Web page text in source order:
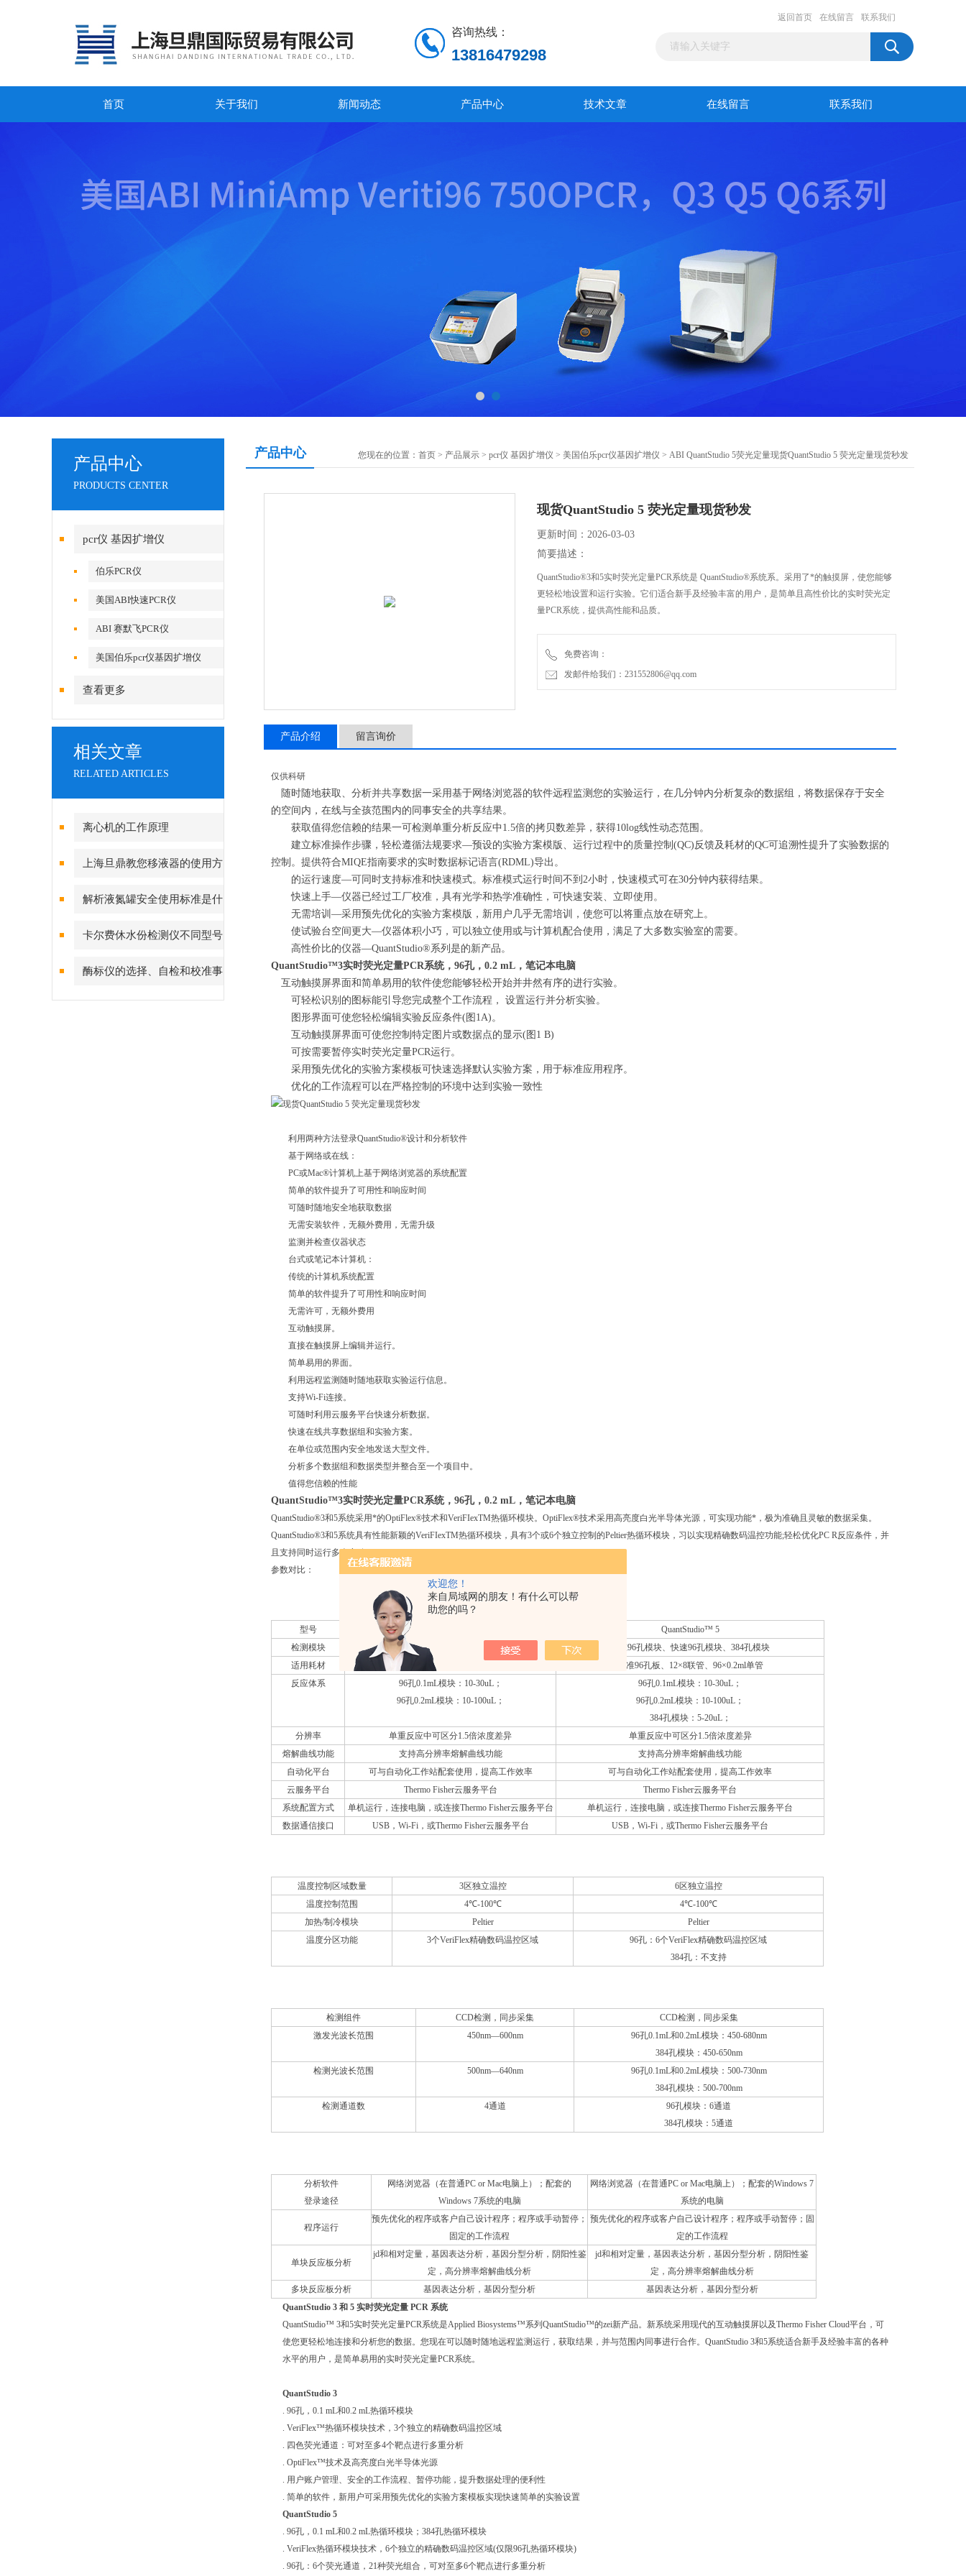
欢迎您！
来自局域网的朋友！有什么可以帮
助您的吗？
咨询热线：
13816479298
返回首页 在线留言 联系我们
首页 关于我们 新闻动态 产品中心 技术文章 在线留言 联系我们
产品中心
PRODUCTS CENTER
pcr仪 基因扩增仪
伯乐PCR仪
美国ABI快速PCR仪
ABI 赛默飞PCR仪
美国伯乐pcr仪基因扩增仪
查看更多
相关文章
RELATED ARTICLES
离心机的工作原理
上海旦鼎教您移液器的使用方
法小妙招
解析液氮罐安全使用标准是什
卡尔费休水份检测仪不同型号
的特点
酶标仪的选择、自检和校准事
项
产品中心 您现在的位置： 首页 > 产品展示 > pcr仪 基因扩增仪 > 美国伯乐pcr仪基因扩增仪 > ABI QuantStudio 5荧光定量现货QuantStudio 5 荧光定量现货秒发
现货QuantStudio 5 荧光定量现货秒发
更新时间：2026-03-03
简要描述：
QuantStudio®3和5实时荧光定量PCR系统是 QuantStudio®系统系。采用了*的触摸屏，使您能够
更轻松地设置和运行实验。它们适合新手及经验丰富的用户，是简单且高性价比的实时荧光定
量PCR系统，提供高性能和品质。
免费咨询：
发邮件给我们：231552806@qq.com
产品介绍 留言询价
仅供科研
随时随地获取、分析并共享数据一采用基于网络浏览器的软件远程监测您的实验运行，在几分钟内分析复杂的数据组，将数据保存于安全
的空间内，在线与全孩范围内的同事安全的共享结果。
获取值得您信赖的结果一可检测单重分析反应中1.5倍的拷贝数差异，获得10log线性动态范围。
建立标准操作步骤，轻松遵循法规要求—预设的实验方案模版、运行过程中的质量控制(QC)反馈及耗材的QC可追溯性提升了实验数据的
控制。提供符合MIQE指南要求的实时数据标记语言(RDML)导出。
的运行速度—可同时支持标准和快速模式。标准模式运行时间不到2小时，快速模式可在30分钟内获得结果。
快速上手—仪器已经过工厂校准，具有光学和热学准确性，可快速安装、立即使用。
无需培训—采用预先优化的实验方案模版，新用户几乎无需培训，使您可以将重点放在研究上。
使试验台空间 更大—仪器体积小巧，可以独立使用或与计算机配合使用，满足了大多数实验室的需要。
高性价比的仪器—QuantStudio®系列是的新产品。
QuantStudio™3实时荧光定量PCR系统，96孔，0.2 mL，笔记本电脑
互动触摸屏界面和简单易用的软件使您能够轻松开始并井然有序的进行实验。
可轻松识别的图标能引导您完成整个工作流程， 设置运行并分析实验。
图形界面可使您轻松编辑实验反应条件(图1A)。
互动触摸屏界面可使您控制特定图片或数据点的显示(图1 B)
可按需要暂停实时荧光定量PCR运行。
采用预先优化的实验方案模板可快速选择默认实验方案，用于标准应用程序。
优化的工作流程可以在严格控制的环境中达到实验一致性
利用两种方法登录QuantStudio®设计和分析软件
基于网络或在线：
PC或Mac®计算机上基于网络浏览器的系统配置
简单的软件提升了可用性和响应时间
可随时随地安全地获取数据
无需安装软件，无额外费用，无需升级
监测并检查仪器状态
台式或笔记本计算机：
传统的计算机系统配置
简单的软件提升了可用性和响应时间
无需许可，无额外费用
互动触摸屏。
直接在触摸屏上编辑并运行。
简单易用的界面。
利用远程监测随时随地获取实验运行信息。
支持Wi-Fi连接。
可随时利用云服务平台快速分析数据。
快速在线共享数据组和实验方案。
在单位或范围内安全地发送大型文件。
分析多个数据组和数据类型并整合至一个项目中。
值得您信赖的性能
QuantStudio™3实时荧光定量PCR系统，96孔，0.2 mL，笔记本电脑
QuantStudio®3和5系统采用*的OptiFlex®技术和VeriFIexTM热循环模块。OptiFlex®技术采用高亮度白光半导体光源，可实现功能*，极为准确且灵敏的数据采集。
QuantStudio®3和5系统具有性能新颖的VeriFIexTM热循环模块，具有3个或6个独立控制的Peltier热循环模块，习以实现精确数码温控功能;轻松优化PC R反应条件，并
且支持同时运行多个实验。
参数对比：
型号
QuantStudio™ 5
检测模块
标准96孔模块、快速96孔模块
标准96孔模块、快速96孔模块、384孔模块
适用耗材
标准96孔板、12×8联管、96×0.2ml单管
标准96孔板、12×8联管、96×0.2ml单管
反应体系
96孔0.1mL模块：10-30uL；
96孔0.2mL模块：10-100uL；
96孔0.1mL模块：10-30uL；
96孔0.2mL模块：10-100uL；
384孔模块：5-20uL；
分辨率
单重反应中可区分1.5倍浓度差异
单重反应中可区分1.5倍浓度差异
熔解曲线功能
支持高分辨率熔解曲线功能
支持高分辨率熔解曲线功能
自动化平台
可与自动化工作站配套使用，提高工作效率
可与自动化工作站配套使用，提高工作效率
云服务平台
Thermo Fisher云服务平台
Thermo Fisher云服务平台
系统配置方式
单机运行，连接电脑，或连接Thermo Fisher云服务平台
单机运行，连接电脑，或连接Thermo Fisher云服务平台
数据通信接口
USB，Wi-Fi，或Thermo Fisher云服务平台 USB，Wi-Fi，或Thermo Fisher云服务平台
温度控制区域数量 3区独立温控
6区独立温控
温度控制范围
4℃-100℃
4℃-100℃
加热/制冷模块
Peltier
Peltier
温度分区功能
3个VeriFlex精确数码温控区域
96孔：6个VeriFlex精确数码温控区域
384孔：不支持
检测组件 CCD检测，同步采集
CCD检测，同步采集
激发光波长范围
450nm—600nm
96孔0.1mL和0.2mL模块：450-680nm
384孔模块：450-650nm
检测光波长范围
500nm—640nm
96孔0.1mL和0.2mL模块：500-730nm
384孔模块：500-700nm
检测通道数
4通道
96孔模块：6通道
384孔模块：5通道
分析软件
登录途径
网络浏览器（在普通PC or Mac电脑上）；配套的
Windows 7系统的电脑
网络浏览器（在普通PC or Mac电脑上）；配套的Windows 7
系统的电脑
程序运行
预先优化的程序或客户自己设计程序；程序或手动暂停；
固定的工作流程
预先优化的程序或客户自己设计程序；程序或手动暂停；固
定的工作流程
单块反应板分析
jd和相对定量，基因表达分析，基因分型分析，阴阳性鉴
定，高分辨率熔解曲线分析
jd和相对定量，基因表达分析，基因分型分析，阴阳性鉴
定，高分辨率熔解曲线分析
多块反应板分析
基因表达分析，基因分型分析
基因表达分析，基因分型分析
QuantStudio 3 和 5 实时荧光定量 PCR 系统
QuantStudio™ 3和5实时荧光定量PCR系统是Applied Biosystems™系列QuantStudio™的zei新产品。新系统采用现代的互动触摸屏以及Thermo Fisher Cloud平台，可
使您更轻松地连接和分析您的数据。您现在可以随时随地远程监测运行，获取结果，并与范围内同事进行合作。QuantStudio 3和5系统适合新手及经验丰富的各种
水平的用户，是简单易用的实时荧光定量PCR系统。
QuantStudio 3
. 96孔，0.1 mL和0.2 mL热循环模块
. VeriFlex™热循环模块技术，3个独立的精确数码温控区域
. 四色荧光通道：可对至多4个靶点进行多重分析
. OptiFlex™技术及高亮度白光半导体光源
. 用户账户管理、安全的工作流程、暂停功能，提升数据处理的便利性
. 简单的软件，新用户可采用预先优化的实验方案模板实现快速简单的实验设置
QuantStudio 5
. 96孔，0.1 mL和0.2 mL热循环模块；384孔热循环模块
. VeriFlex热循环模块技术，6个独立的精确数码温控区域(仅限96孔热循环模块)
. 96孔：6个荧光通道，21种荧光组合，可对至多6个靶点进行多重分析